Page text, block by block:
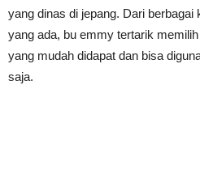
yang dinas di jepang. Dari berbagai
yang ada, bu emmy tertarik
yang mudah didapat dan bisa
saja.